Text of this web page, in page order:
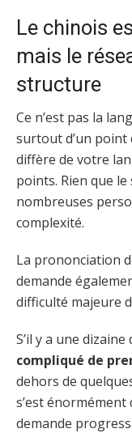
Le chinois
mais le
structure
Ce n’est pas la
surtout d’un point
diffère de votre
points. Rien que
nombreuses
complexité.
La prononciation
demande
difficulté majeure
S’il y a une dizaine
compliqué de
dehors de
s’est
demande